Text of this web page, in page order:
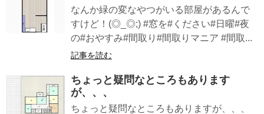
なんか緑の変なやつがいる部屋があるんで
すけど！(◎_◎;) #窓を#ください#日曜#夜
の#おやすみ#間取り#間取りマニア #間取...
記事を読む
ちょっと疑問なところもあります
が、、、
ちょっと疑問なところもありますが、、、